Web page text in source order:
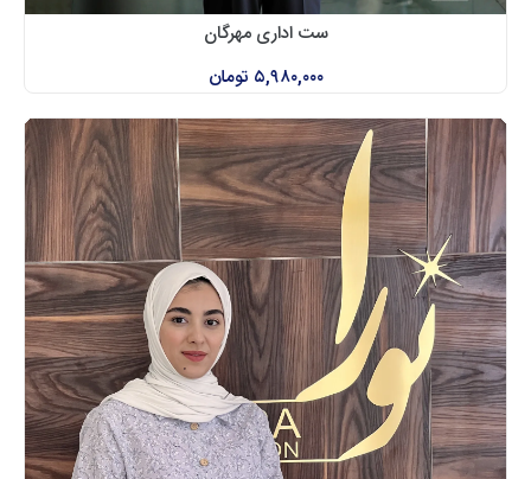
سبدخرید فروشگاه
COLLECTION
NOURA
مجله مُد پروفایل
۵,۹۸۰,۰۰۰تومان